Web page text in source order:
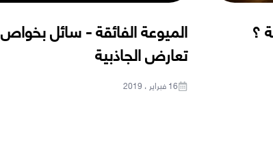
؟ الميوعة الفائقة - سائل بخواص
تعارض الجاذبية
16 فبراير ، 2019